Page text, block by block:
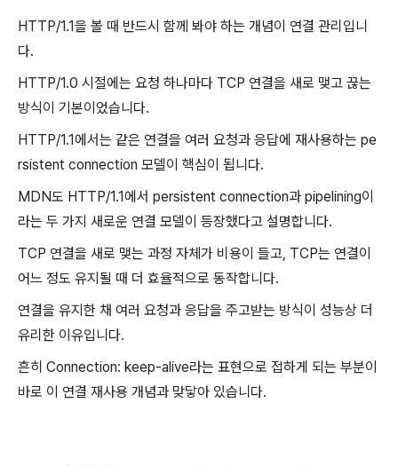
HTTP/1.1을 볼 때 반드시 함께 봐야 하는 개념이 연결 관리입니
다.
HTTP/1.0 시절에는 요청 하나마다 TCP 연결을 새로 맺고 끊는
방식이 기본이었습니다.
HTTP/1.1에서는 같은 연결을 여러 요청과 응답에 재사용하는 pe
rsistent connection 모델이 핵심이 됩니다.
MDN도 HTTP/1.1에서 persistent connection과 pipelining이
라는 두 가지 새로운 연결 모델이 등장했다고 설명합니다.
TCP 연결을 새로 맺는 과정 자체가 비용이 들고, TCP는 연결이
어느 정도 유지될 때 더 효율적으로 동작합니다.
연결을 유지한 채 여러 요청과 응답을 주고받는 방식이 성능상 더
유리한 이유입니다.
흔히 Connection: keep-alive라는 표현으로 접하게 되는 부분이
바로 이 연결 재사용 개념과 맞닿아 있습니다.